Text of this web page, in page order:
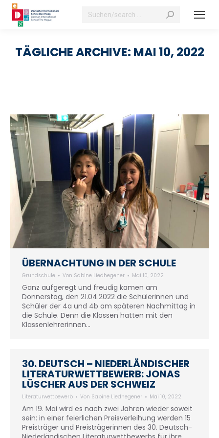
Suchen:
TÄGLICHE ARCHIVE: MAI 10, 2022
ÜBERNACHTUNG IN DER SCHULE
Grundschule Von Sabine Liedhegener Mai 10, 2022
Ganz aufgeregt und freudig kamen am
Donnerstag, den 21.04.2022 die Schülerinnen und
Schüler der 4a und 4b am späteren Nachmittag in
die Schule. Denn die Klassen hatten mit den
Klassenlehrerinnen…
30. DEUTSCH – NIEDERLÄNDISCHER
LITERATURWETTBEWERB: JONAS
LÜSCHER AUS DER SCHWEIZ
Literaturwettbewerb Von Sabine Liedhegener Mai 10, 2022
Am 19. Mai wird es nach zwei Jahren wieder soweit
sein: in einer feierlichen Preisverleihung werden 15
Preisträger und Preisträgerinnen des 30. Deutsch-